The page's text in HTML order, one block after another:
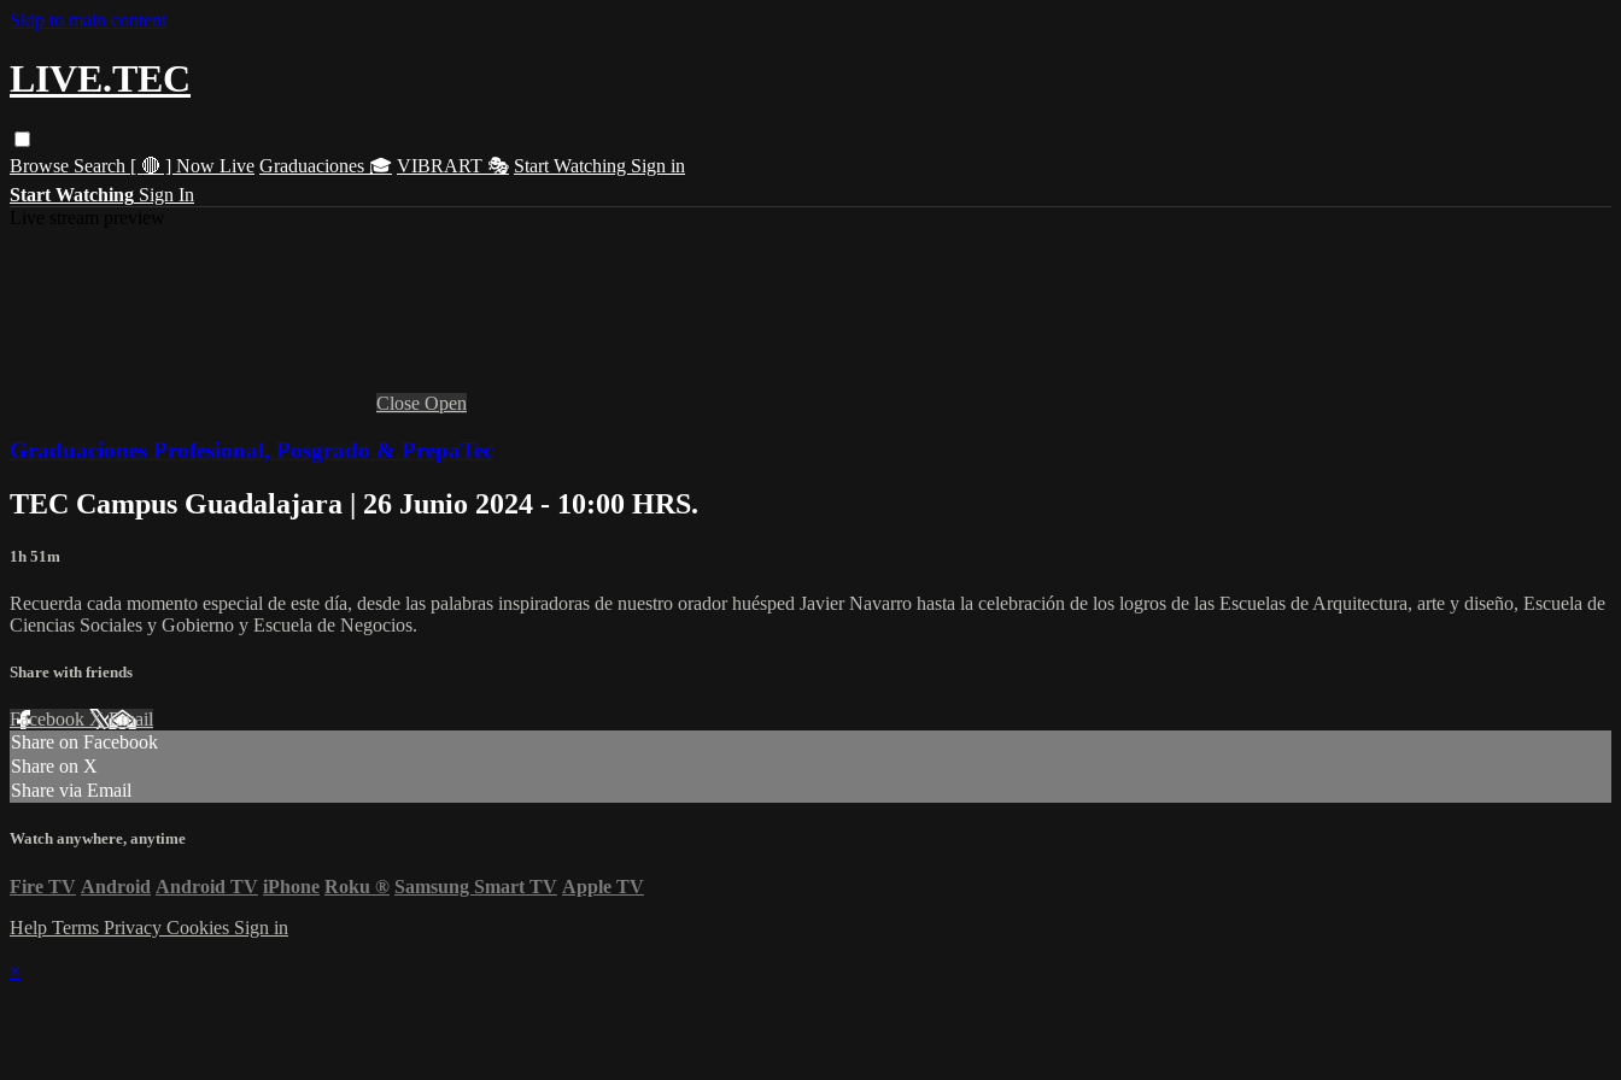
Skip to main content
LIVE.TEC
Browse Search [ 🔴 ] Now Live Graduaciones 🎓 VIBRART 🎭 Start Watching Sign in
Start Watching Sign In
Close Open
Graduaciones Profesional, Posgrado & PrepaTec
TEC Campus Guadalajara | 26 Junio 2024 - 10:00 HRS.
1h 51m
Recuerda cada momento especial de este día, desde las palabras inspiradoras de nuestro orador huésped Javier Navarro hasta la celebración de los logros de las Escuelas de Arquitectura, arte y diseño, Escuela de
Ciencias Sociales y Gobierno y Escuela de Negocios.
Share with friends
Facebook XEmail
Share on Facebook
Share on X
Share via Email
Watch anywhere, anytime
Fire TV Android Android TV iPhone Roku ® Samsung Smart TV Apple TV
Help Terms Privacy Cookies Sign in
×